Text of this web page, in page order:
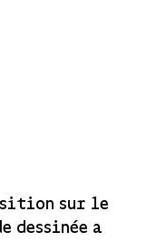
sur le
dessinée a